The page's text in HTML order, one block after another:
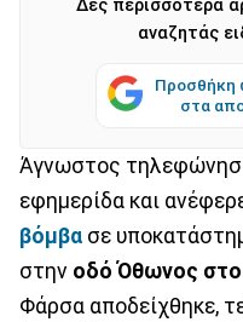
Δες περισσότερα
αναζητάς
Προσθήκη
στα
Άγνωστος
εφημερίδα και
βόμβα σε
στην οδό Όθωνος
Φάρσα αποδείχθηκε,